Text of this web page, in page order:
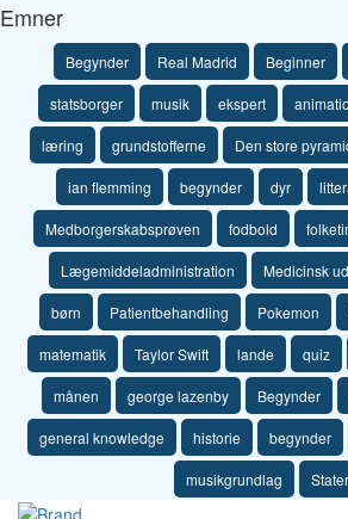
Emner
Begynder Real Madrid Beginner
statsborger musik ekspert
læring grundstofferne Den store
ian flemming begynder dyr
Medborgerskabsprøven fodbold
Lægemiddeladministration Medicinsk
børn Patientbehandling Pokemon
matematik Taylor Swift lande quiz
månen george lazenby Begynder
general knowledge historie begynder
musikgrundlag Stater